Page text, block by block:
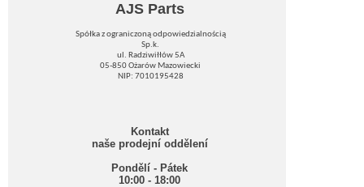
AJS Parts
Spółka z ograniczoną odpowiedzialnością
Sp.k.
ul. Radziwiłłów 5A
05-850 Ożarów Mazowiecki
NIP: 7010195428
Kontakt
naše prodejní oddělení
Pondělí - Pátek
10:00 - 18:00